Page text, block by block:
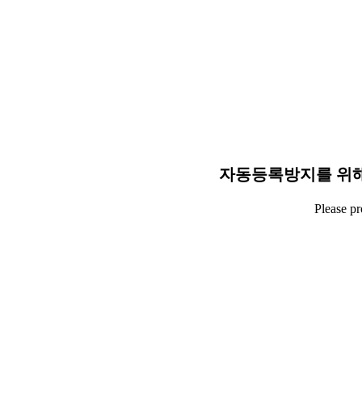
자동등록방지를 위
Please